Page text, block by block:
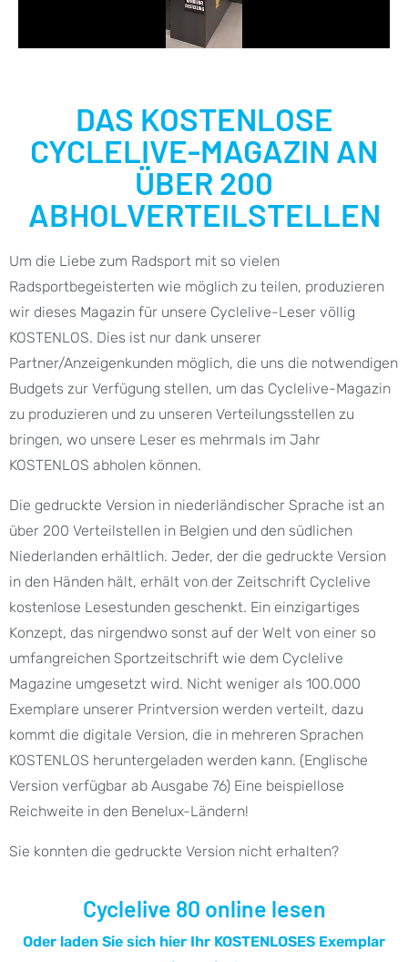
DAS KOSTENLOSE
CYCLELIVE-MAGAZIN AN
ÜBER 200
ABHOLVERTEILSTELLEN
Um die Liebe zum Radsport mit so vielen
Radsportbegeisterten wie möglich zu teilen, produzieren
wir dieses Magazin für unsere Cyclelive-Leser völlig
KOSTENLOS. Dies ist nur dank unserer
Partner/Anzeigenkunden möglich, die uns die notwendigen
Budgets zur Verfügung stellen, um das Cyclelive-Magazin
zu produzieren und zu unseren Verteilungsstellen zu
bringen, wo unsere Leser es mehrmals im Jahr
KOSTENLOS abholen können.
Die gedruckte Version in niederländischer Sprache ist an
über 200 Verteilstellen in Belgien und den südlichen
Niederlanden erhältlich. Jeder, der die gedruckte Version
in den Händen hält, erhält von der Zeitschrift Cyclelive
kostenlose Lesestunden geschenkt. Ein einzigartiges
Konzept, das nirgendwo sonst auf der Welt von einer so
umfangreichen Sportzeitschrift wie dem Cyclelive
Magazine umgesetzt wird. Nicht weniger als 100.000
Exemplare unserer Printversion werden verteilt, dazu
kommt die digitale Version, die in mehreren Sprachen
KOSTENLOS heruntergeladen werden kann. (Englische
Version verfügbar ab Ausgabe 76) Eine beispiellose
Reichweite in den Benelux-Ländern!
Sie konnten die gedruckte Version nicht erhalten?
Cyclelive 80 online lesen
Oder laden Sie sich hier Ihr KOSTENLOSES Exemplar